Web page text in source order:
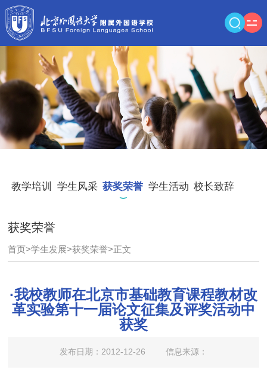
教学培训 学生风采 获奖荣誉 学生活动 校长致辞
获奖荣誉
首页>学生发展>获奖荣誉>正文
·我校教师在北京市基础教育课程教材改
革实验第十一届论文征集及评奖活动中
获奖
发布日期：2012-12-26 信息来源：